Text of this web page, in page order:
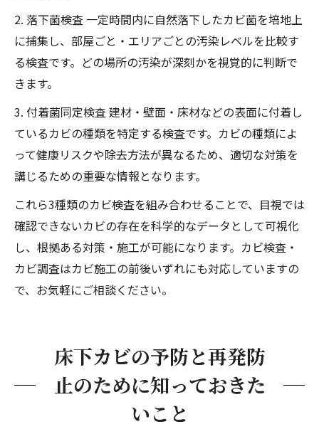
2. 落下菌検査 一定時間内に自然落下したカビ菌を培地上
に捕集し、部屋ごと・エリアごとの汚染レベルを比較す
る検査です。どの場所の汚染が深刻かを視覚的に判断で
きます。
3. 付着菌同定検査 建材・壁面・床材などの表面に付着し
ているカビの種類を特定する検査です。カビの種類によ
って健康リスクや除去方法が異なるため、適切な対策を
講じるための重要な情報となります。
これら3種類のカビ検査を組み合わせることで、目視では
確認できないカビの存在を科学的なデータとして可視化
し、根拠ある対策・施工が可能になります。カビ検査・
カビ調査はカビ施工の前後いずれにも対応していますの
で、お気軽にご相談ください。
床下カビの予防と再発防
止のために知っておきた
いこと